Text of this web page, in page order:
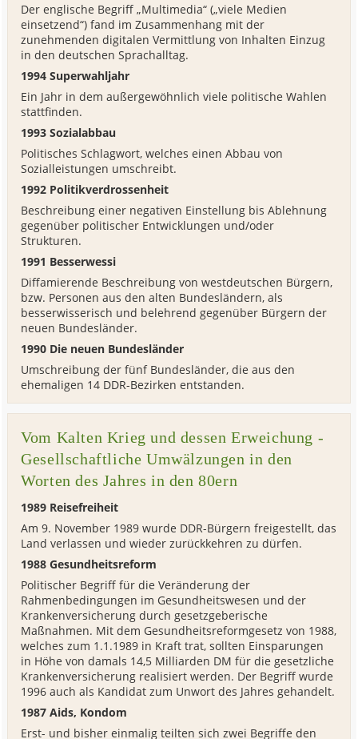
Der englische Begriff „Multimedia“ („viele Medien
einsetzend“) fand im Zusammenhang mit der
zunehmenden digitalen Vermittlung von Inhalten Einzug
in den deutschen Sprachalltag.
1994 Superwahljahr
Ein Jahr in dem außergewöhnlich viele politische Wahlen
stattfinden.
1993 Sozialabbau
Politisches Schlagwort, welches einen Abbau von
Sozialleistungen umschreibt.
1992 Politikverdrossenheit
Beschreibung einer negativen Einstellung bis Ablehnung
gegenüber politischer Entwicklungen und/oder
Strukturen.
1991 Besserwessi
Diffamierende Beschreibung von westdeutschen Bürgern,
bzw. Personen aus den alten Bundesländern, als
besserwisserisch und belehrend gegenüber Bürgern der
neuen Bundesländer.
1990 Die neuen Bundesländer
Umschreibung der fünf Bundesländer, die aus den
ehemaligen 14 DDR-Bezirken entstanden.
Vom Kalten Krieg und dessen Erweichung -
Gesellschaftliche Umwälzungen in den
Worten des Jahres in den 80ern
1989 Reisefreiheit
Am 9. November 1989 wurde DDR-Bürgern freigestellt, das
Land verlassen und wieder zurückkehren zu dürfen.
1988 Gesundheitsreform
Politischer Begriff für die Veränderung der
Rahmenbedingungen im Gesundheitswesen und der
Krankenversicherung durch gesetzgeberische
Maßnahmen. Mit dem Gesundheitsreformgesetz von 1988,
welches zum 1.1.1989 in Kraft trat, sollten Einsparungen
in Höhe von damals 14,5 Milliarden DM für die gesetzliche
Krankenversicherung realisiert werden. Der Begriff wurde
1996 auch als Kandidat zum Unwort des Jahres gehandelt.
1987 Aids, Kondom
Erst- und bisher einmalig teilten sich zwei Begriffe den